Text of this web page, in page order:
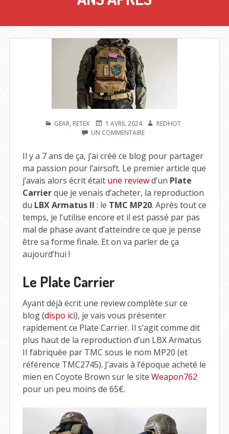
PUBLIÉ
GEAR, RETEX
PUBLIÉ
LE
1 AVRIL 2024 AUTEUR
REDHOT
UN COMMENTAIRESUR
PLATE
CARRIER
:
7
ANS
APRÈS
Il y a 7 ans de ça, j’ai créé ce blog pour partager
ma passion pour l’airsoft. Le premier article que
j’avais alors écrit était une reviewd’un Plate
Carrierque je venais d’acheter, la reproduction
du LBX Armatus II : le TMC MP20. Après tout ce
temps, je l’utilise encore et il est passé par pas
mal de phase avant d’atteindre ce que je pense
être sa forme finale. Et on va parler de ça
aujourd’hui !
Le Plate Carrier
Ayant déjà écrit une review complète sur ce
blog (dispo ici), je vais vous présenter
rapidement ce Plate Carrier. Il s’agit comme dit
plus haut de la reproduction d’un LBX Armatus
II fabriquée par TMC sous le nom MP20 (et
référence TMC2745). J’avais à l’époque acheté le
mien en Coyote Brown sur le site Weapon762
pour un peu moins de 65€.